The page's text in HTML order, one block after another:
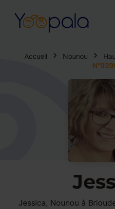
Accueil Nounou
Jessica, Nounou à